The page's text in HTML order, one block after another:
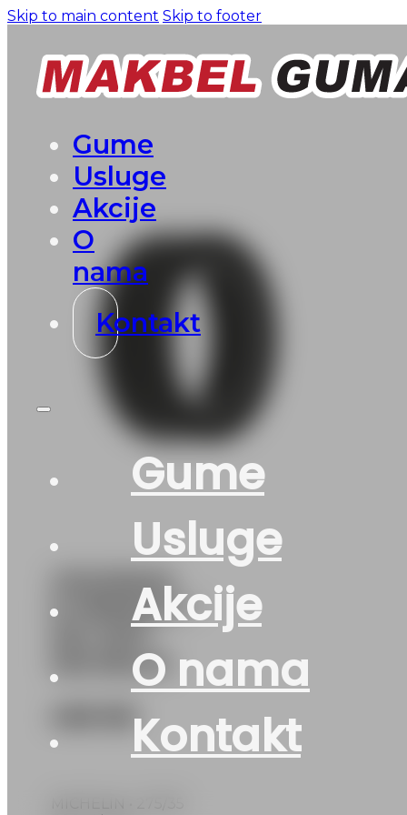
Skip to main content Skip to footer
Gume
Usluge
Akcije
O
nama
Kontakt
Gume
Usluge
Akcije
O nama
Kontakt
275/35R20
E-PRIMACY *
MICHELIN
KM